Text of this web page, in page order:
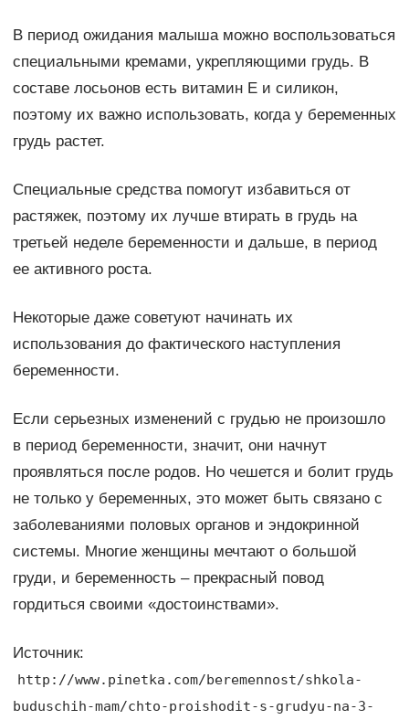
В период ожидания малыша можно воспользоваться
специальными кремами, укрепляющими грудь. В
составе лосьонов есть витамин Е и силикон,
поэтому их важно использовать, когда у беременных
грудь растет.
Специальные средства помогут избавиться от
растяжек, поэтому их лучше втирать в грудь на
третьей неделе беременности и дальше, в период
ее активного роста.
Некоторые даже советуют начинать их
использования до фактического наступления
беременности.
Если серьезных изменений с грудью не произошло
в период беременности, значит, они начнут
проявляться после родов. Но чешется и болит грудь
не только у беременных, это может быть связано с
заболеваниями половых органов и эндокринной
системы. Многие женщины мечтают о большой
груди, и беременность – прекрасный повод
гордиться своими «достоинствами».
Источник:
http://www.pinetka.com/beremennost/shkola-
buduschih-mam/chto-proishodit-s-grudyu-na-3-